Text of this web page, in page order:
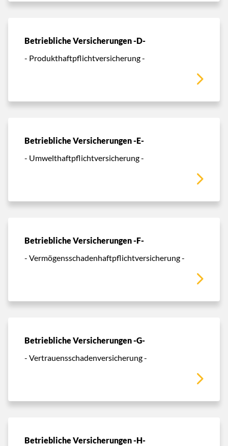
Betriebliche Versicherungen -D-
- Produkthaftpflichtversicherung -
Betriebliche Versicherungen -E-
- Umwelthaftpflichtversicherung -
Betriebliche Versicherungen -F-
- Vermögensschadenhaftpflichtversicherung -
Betriebliche Versicherungen -G-
- Vertrauensschadenversicherung -
Betriebliche Versicherungen -H-